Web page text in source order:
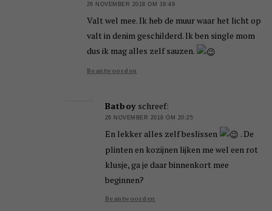
26 NOVEMBER 2018 OM 19:49
Valt wel mee. Ik heb de muur waar het licht op
valt in denim geschilderd. Ik ben single mom
dus ik mag alles zelf sauzen.
Beantwoorden
Batboy schreef:
26 NOVEMBER 2018 OM 20:25
En lekker alles zelf beslissen
. De
plinten en kozijnen lijken me wel een rot
klusje, ga je daar binnenkort mee
beginnen?
Beantwoorden